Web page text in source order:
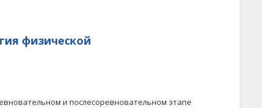
физической
и послесоревновательном этапе